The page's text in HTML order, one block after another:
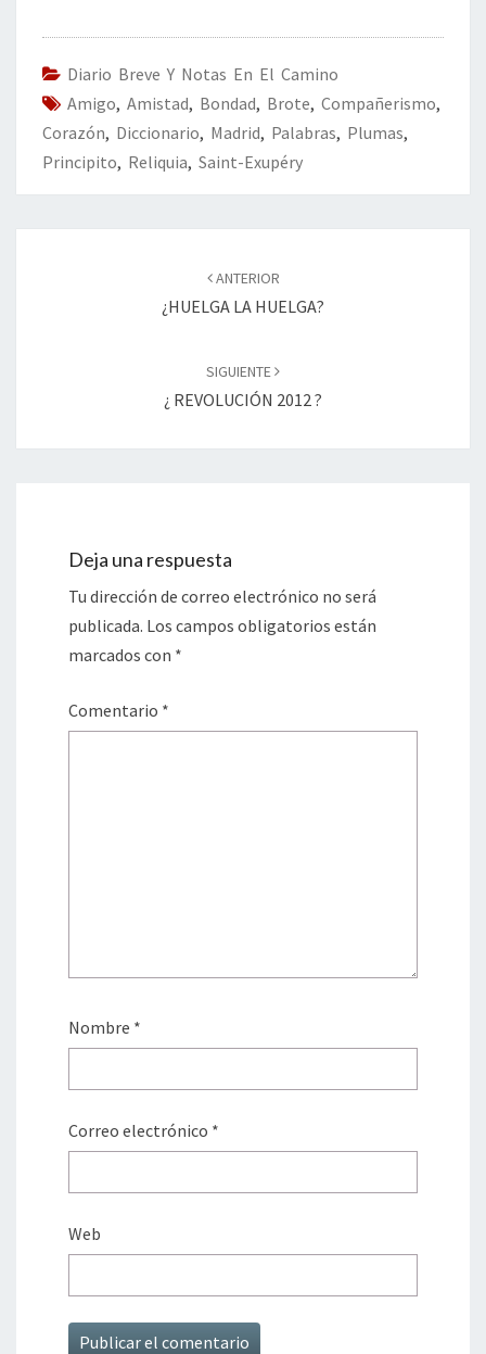
o
o
k
er dI
n
l
p
ar
tir
Diario Breve Y Notas En El Camino
Amigo, Amistad, Bondad, Brote, Compañerismo,
Corazón, Diccionario, Madrid, Palabras, Plumas,
Principito, Reliquia, Saint-Exupéry
ANTERIOR
¿HUELGA LA HUELGA?
SIGUIENTE
¿ REVOLUCIÓN 2012 ?
Deja una respuesta
Tu dirección de correo electrónico no será
publicada. Los campos obligatorios están
marcados con *
Comentario *
Nombre *
Correo electrónico *
Web